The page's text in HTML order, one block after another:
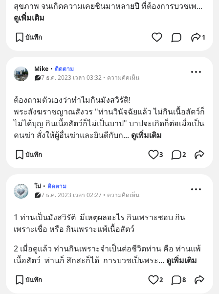
สุขภาพ จนเกิดความเคยชินมาหลายปี ที่ต้องการบวชเพ...
ดูเพิ่มเติม
บันทึก 1
Mike • ติดตาม
7 ธ.ค. 2023 เวลา 03:32 • ความคิดเห็น
ต้องถามตัวเองว่าทำไมกินมังสวิรัติ!
พระสังฆราชญาณสังวร "ท่านวินัจฉัยแล้ว ไม่กินเนื้อสัตว์ก็
ไม่ได้บุญ กินเนื้อสัตว์ก็ไม่เป็นบาป" บาปจะเกิดก็ต่อเมื่อเป็น
คนฆ่า สั่งให้ผู้อื่นฆ่าและยินดีกับก... ดูเพิ่มเติม
บันทึก 3 2
โม่ • ติดตาม
7 ธ.ค. 2023 เวลา 02:27 • ความคิดเห็น
1 ท่านเป็นมังสวิรัติ  มีเหตุผลอะไร กินเพราะชอบ กิน
เพราะเชื่อ หรือ กินเพราะแพ้เนื้อสัตว์
2 เมื่อดูแล้ว ท่านกินเพราะจำเป็นต่อชีวิตท่าน คือ ท่านแพ้
เนื้อสัตว์  ท่านก็ สึกสะก็ได้  การบวชเป็นพระ... ดูเพิ่มเติม
บันทึก 2 8